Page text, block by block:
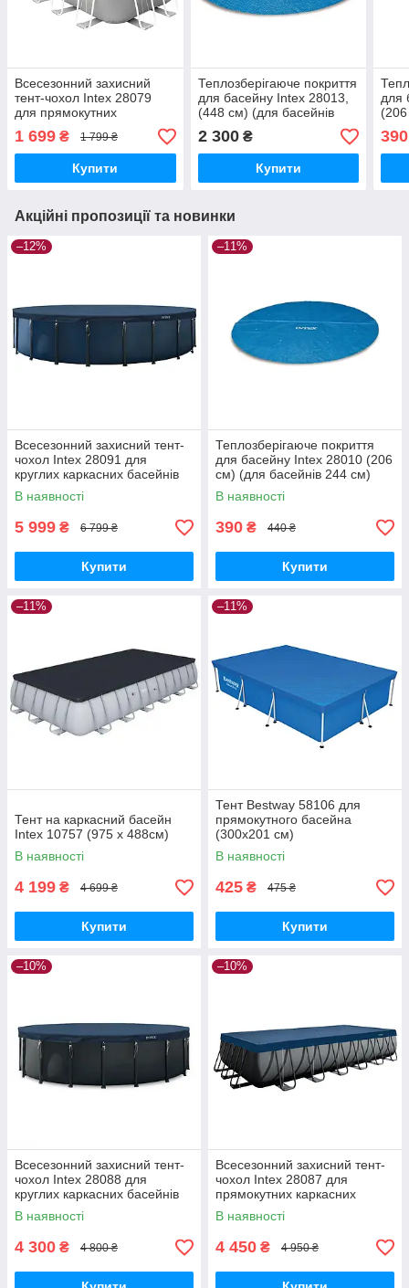
Всесезонний захисний
тент-чохол Intex 28079
для прямокутних
каркасних басейнів
400х200 см
1 699 ₴ 1 799 ₴
Купити
Теплозберігаюче покриття
для басейну Intex 28013,
(448 см) (для басейнів
457 см)
2 300₴
Купити
для
244
390
Акційні пропозиції та новинки
–12%
Всесезонний захисний тент-
чохол Intex 28091 для
круглих каркасних басейнів
732 см
В наявності
5 999 ₴ 6 799 ₴
Купити
–11%
Теплозберігаюче покриття
для басейну Intex 28010 (206
см) (для басейнів 244 см)
В наявності
390 ₴ 440 ₴
Купити
–11%
Тент на каркасний басейн
Intex 10757 (975 х 488см)
В наявності
4 199 ₴ 4 699 ₴
Купити
–11%
Тент Bestway 58106 для
прямокутного басейна
(300х201 см)
В наявності
425 ₴ 475 ₴
Купити
–10%
Всесезонний захисний тент-
чохол Intex 28088 для
круглих каркасних басейнів
610 см
В наявності
4 300 ₴ 4 800 ₴
–10%
Всесезонний захисний тент-
чохол Intex 28087 для
прямокутних каркасних
басейнів 732х366 см
В наявності
4 450 ₴ 4 950 ₴